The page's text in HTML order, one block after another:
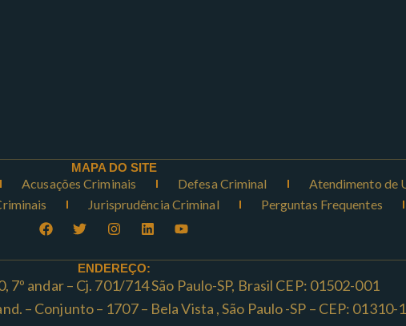
MAPA DO SITE
Acusações Criminais Defesa Criminal Atendimento de
Jurisprudência Criminal Perguntas Frequentes
ENDEREÇO:
7º andar – Cj. 701/714 São Paulo-SP, Brasil CEP: 01502-001
– Conjunto – 1707 – Bela Vista , São Paulo -SP – CEP: 01310-